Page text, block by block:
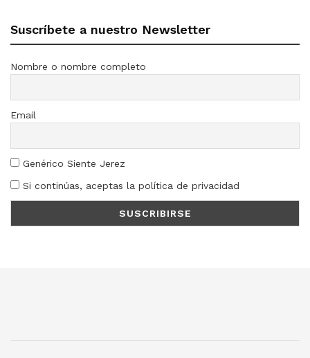
Suscríbete a nuestro Newsletter
Nombre o nombre completo
Email
Genérico Siente Jerez
Si continúas, aceptas la política de privacidad